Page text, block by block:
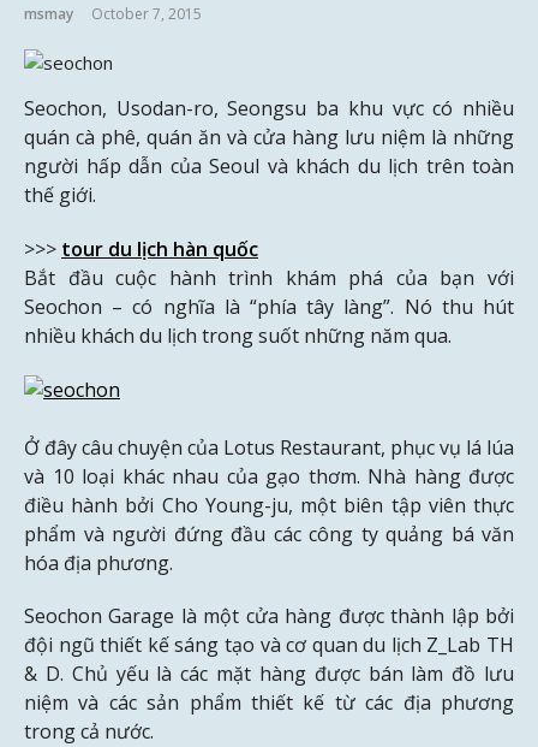
msmay October 7, 2015
Seochon, Usodan-ro, Seongsu ba khu vực có nhiều
quán cà phê, quán ăn và cửa hàng lưu niệm là những
người hấp dẫn của Seoul và khách du lịch trên toàn
thế giới.
>>> tour du lịch hàn quốc
Bắt đầu cuộc hành trình khám phá của bạn với
Seochon – có nghĩa là “phía tây làng”. Nó thu hút
nhiều khách du lịch trong suốt những năm qua.
Ở đây câu chuyện của Lotus Restaurant, phục vụ lá lúa
và 10 loại khác nhau của gạo thơm. Nhà hàng được
điều hành bởi Cho Young-ju, một biên tập viên thực
phẩm và người đứng đầu các công ty quảng bá văn
hóa địa phương.
Seochon Garage là một cửa hàng được thành lập bởi
đội ngũ thiết kế sáng tạo và cơ quan du lịch Z_Lab TH
& D. Chủ yếu là các mặt hàng được bán làm đồ lưu
niệm và các sản phẩm thiết kế từ các địa phương
trong cả nước.